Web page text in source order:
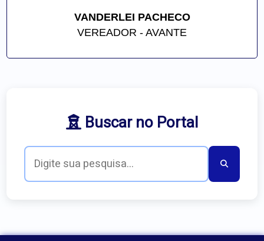
VANDERLEI PACHECO
VEREADOR - AVANTE
Buscar no Portal